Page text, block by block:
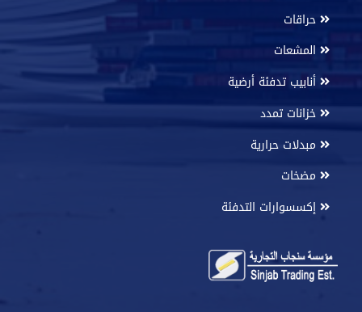
حراقات
المشعات
أنابيب تدفئة أرضية
خزانات تمدد
مبدلات حرارية
مضخات
إكسسوارات التدفئة